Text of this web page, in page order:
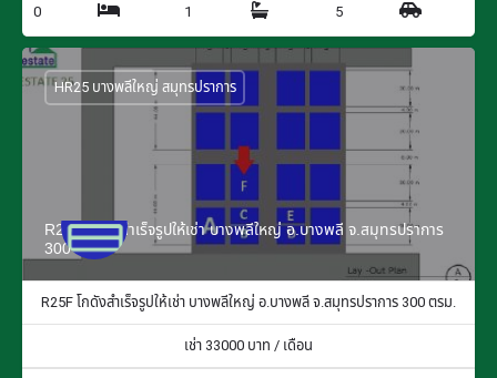
0 1 5
R25F โกดังสำเร็จรูปให้เช่า บางพลีใหญ่ อ.บางพลี จ.สมุทรปราการ
300 ตรม.
HR25 บางพลีใหญ่ สมุทรปราการ
R25F โกดังสำเร็จรูปให้เช่า บางพลีใหญ่ อ.บางพลี จ.สมุทรปราการ 300 ตรม.
เช่า 33000 บาท / เดือน